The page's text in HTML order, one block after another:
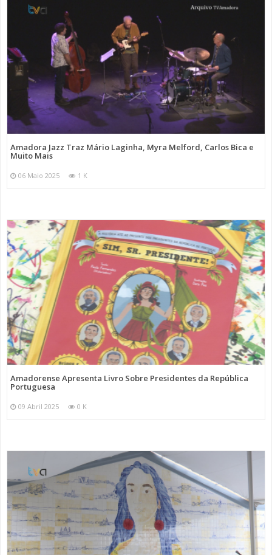
Amadora Jazz Traz Mário Laginha, Myra Melford, Carlos Bica e
Muito Mais
06 Maio 2025 1 K
Amadorense Apresenta Livro Sobre Presidentes da República
Portuguesa
09 Abril 2025 0 K